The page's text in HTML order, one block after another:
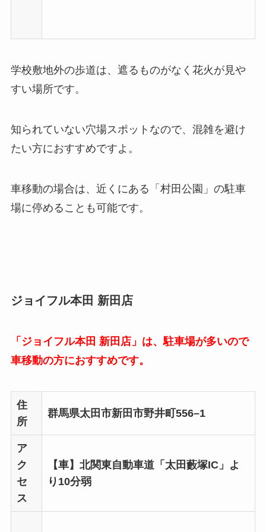
学校敷地外の歩道は、遮るものがなく花火が見や
すい場所です。
知られていない穴場スポットなので、混雑を避け
たい方におすすめですよ。
車移動の場合は、近くにある「村田公園」の駐車
場に停めることも可能です。
ジョイフル本田 新田店
「ジョイフル本田 新田店」は、駐車場が多いので
車移動の方におすすめです。
住
所
群馬県太田市新田市野井町556–1
ア
ク
セ
ス
【車】北関東自動車道「太田藪塚IC」よ
り10分弱